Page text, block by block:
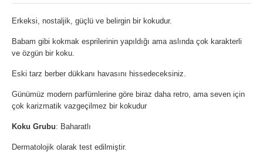
Erkeksi, nostaljik, güçlü ve belirgin bir kokudur.
Babam gibi kokmak esprilerinin yapıldığı ama aslında çok karakterli
ve özgün bir koku.
Eski tarz berber dükkanı havasını hissedeceksiniz.
Günümüz modern parfümlerine göre biraz daha retro, ama seven için
çok karizmatik vazgeçilmez bir kokudur
Koku Grubu: Baharatlı
Dermatolojik olarak test edilmiştir.